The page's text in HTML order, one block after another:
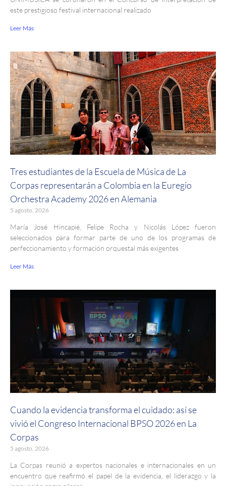
este prestigioso festival internacional realizado
Leer Más
Tres estudiantes de la Escuela de Música de La
Corpas representarán a Colombia en la Euregio
Orchestra Academy 2026 en Alemania
5 agosto, 2026
María José Hincapié, Felipe Rocha y Nicolás López fueron
seleccionados para formar parte de uno de los programas de
perfeccionamiento y formación orquestal más exigentes
Leer Más
Cuando la evidencia transforma el cuidado: así se
vivió el Congreso Internacional BPSO 2026 en La
Corpas
5 agosto, 2026
La Corpas reunió a expertos nacionales e internacionales en un
encuentro que reafirmó el papel de la evidencia, el liderazgo y la